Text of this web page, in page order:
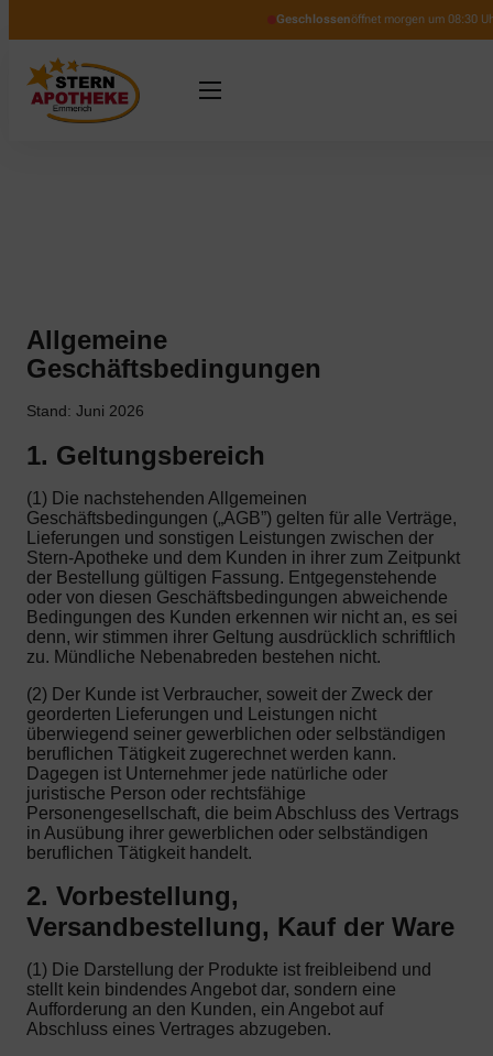
Geschlossenöffnet morgen um 08:30
Allgemeine
Geschäftsbedingungen
Stand: Juni 2026
1. Geltungsbereich
(1) Die nachstehenden Allgemeinen
Geschäftsbedingungen („AGB”) gelten für alle Verträge,
Lieferungen und sonstigen Leistungen zwischen der
Stern-Apotheke und dem Kunden in ihrer zum Zeitpunkt
der Bestellung gültigen Fassung. Entgegenstehende
oder von diesen Geschäftsbedingungen abweichende
Bedingungen des Kunden erkennen wir nicht an, es sei
denn, wir stimmen ihrer Geltung ausdrücklich schriftlich
zu. Mündliche Nebenabreden bestehen nicht.
(2) Der Kunde ist Verbraucher, soweit der Zweck der
georderten Lieferungen und Leistungen nicht
überwiegend seiner gewerblichen oder selbständigen
beruflichen Tätigkeit zugerechnet werden kann.
Dagegen ist Unternehmer jede natürliche oder
juristische Person oder rechtsfähige
Personengesellschaft, die beim Abschluss des Vertrags
in Ausübung ihrer gewerblichen oder selbständigen
beruflichen Tätigkeit handelt.
2. Vorbestellung,
Versandbestellung, Kauf der Ware
(1) Die Darstellung der Produkte ist freibleibend und
stellt kein bindendes Angebot dar, sondern eine
Aufforderung an den Kunden, ein Angebot auf
Abschluss eines Vertrages abzugeben.